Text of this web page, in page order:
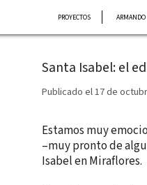
PROYECTOS ARMANDO
Santa Isabel: el
Publicado el 17 de
Estamos muy
–muy pronto de
Isabel en Miraflores.